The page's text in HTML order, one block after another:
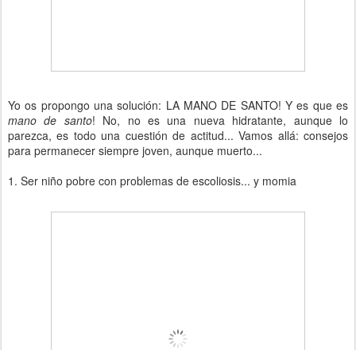
Yo os propongo una solución: LA MANO DE SANTO! Y es que es
mano de santo! No, no es una nueva hidratante, aunque lo
parezca, es todo una cuestión de actitud... Vamos allá: consejos
para permanecer siempre joven, aunque muerto...
1. Ser niño pobre con problemas de escoliosis... y momia